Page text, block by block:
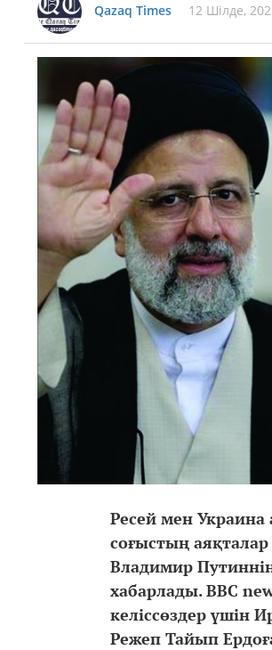
Qazaq Times 12 Шілде,
Ресей мен Украина
соғыстың
Владимир
хабарлады. BBC
келіссөздер үшін
Режеп Тайып